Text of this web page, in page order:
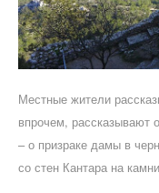
Местные жители
впрочем, рассказывают
– о призраке дамы в
со стен Кантара на